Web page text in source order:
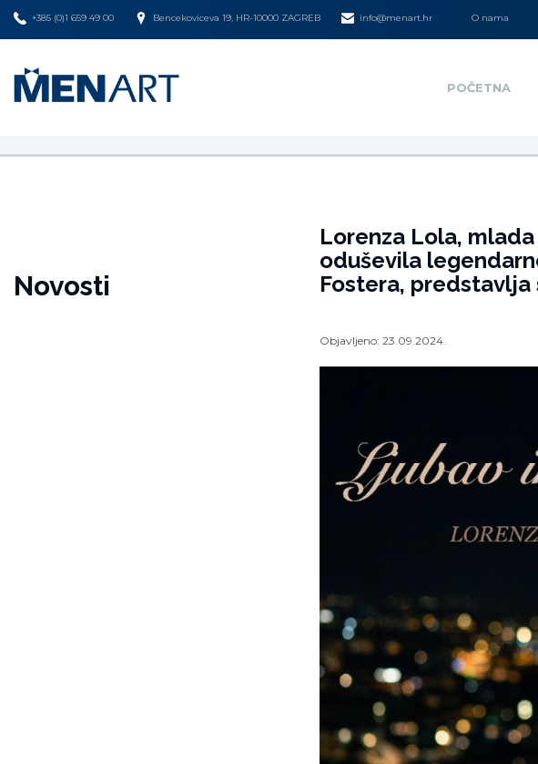
+385 (0)1 659 49 00 Bencekoviceva 19, HR-10000 ZAGREB info@menart.hr O nama
POČETNA
Novosti
Lorenza Lola,
oduševila
Fostera, predstavlja
Objavljeno: 23.09.2024.